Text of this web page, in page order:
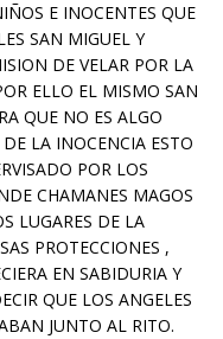
E INOCENTES QUE
SAN MIGUEL Y
DE VELAR POR LA
ELLO EL MISMO SAN
QUE NO ES ALGO
LA INOCENCIA ESTO
POR LOS
CHAMANES MAGOS
LUGARES DE LA
PROTECCIONES ,
EN SABIDURIA Y
QUE LOS ANGELES
JUNTO AL RITO.